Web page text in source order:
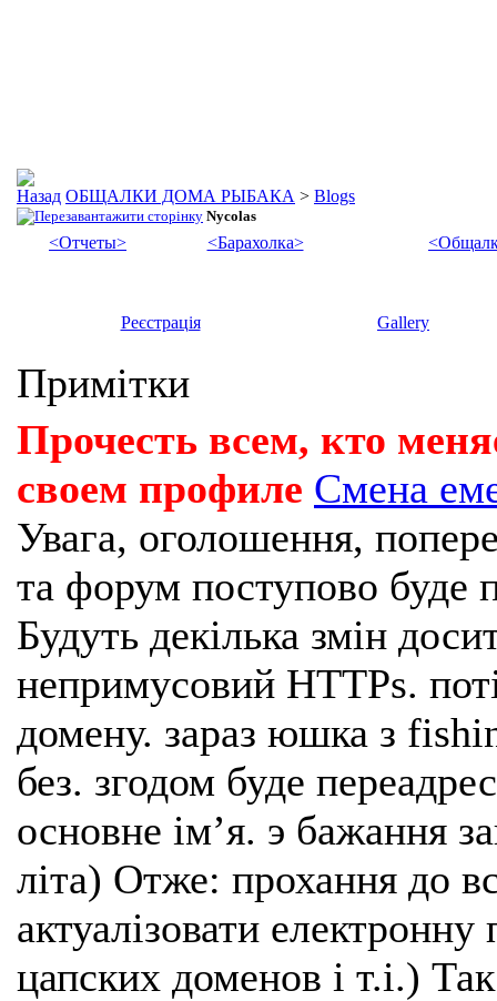
ОБЩАЛКИ ДОМА РЫБАКА > Blogs
Nycolas
<Отчеты> <Барахолка>
Реєстрація Gallery
Примітки
Прочесть всем, кто
своем профиле Смена
Увага, оголошення,
та форум поступово буде
Будуть декілька змін
непримусовий HTTPs.
домену. зараз юшка з
без. згодом буде
основне імʼя. э бажання
літа) Отже: прохання до
актуалізовати
цапских доменов і т.і.)